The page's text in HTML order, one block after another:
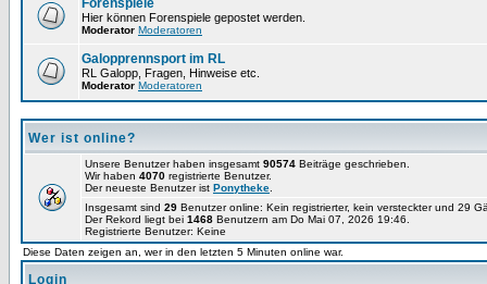
Forenspiele
Hier können Forenspiele gepostet werden.
Moderator Moderatoren
Galopprennsport im RL
RL Galopp, Fragen, Hinweise etc.
Moderator Moderatoren
Wer ist online?
Unsere Benutzer haben insgesamt 90574 Beiträge geschrieben.
Wir haben 4070 registrierte Benutzer.
Der neueste Benutzer ist Ponytheke
Insgesamt sind 29 Benutzer online: Kein registrierter, kein versteckter und 29
Der Rekord liegt bei 1468 Benutzern am Do Mai 07, 2026 19:46.
Registrierte Benutzer: Keine
Diese Daten zeigen an, wer in den letzten 5 Minuten online war.
Login